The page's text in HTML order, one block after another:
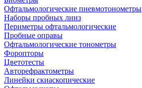
Офтальмологические пневмотонометры
Наборы пробных линз
Периметры офтальмологические
Пробные оправы
Офтальмологические тонометры
Форопторы
Цветотесты
Авторефрактометры
Линейки скиаскопические